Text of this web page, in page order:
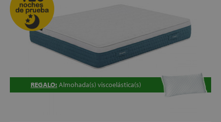
REGALO: Almohada(s) viscoelástica(s)